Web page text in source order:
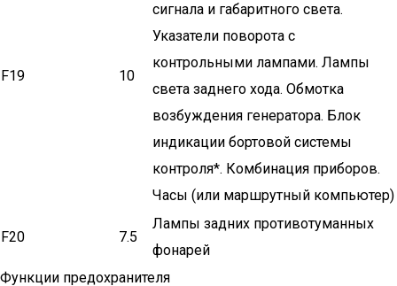
F19 10
сигнала и габаритного света.
Указатели поворота с
контрольными лампами. Лампы
света заднего хода. Обмотка
возбуждения генератора. Блок
индикации бортовой системы
контроля*. Комбинация приборов.
Часы (или маршрутный компьютер)
F20 7.5
Лампы задних противотуманных
фонарей
Функции предохранителя